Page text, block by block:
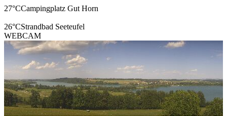
27°CCampingplatz Gut Horn
26°CStrandbad Seeteufel
WEBCAM